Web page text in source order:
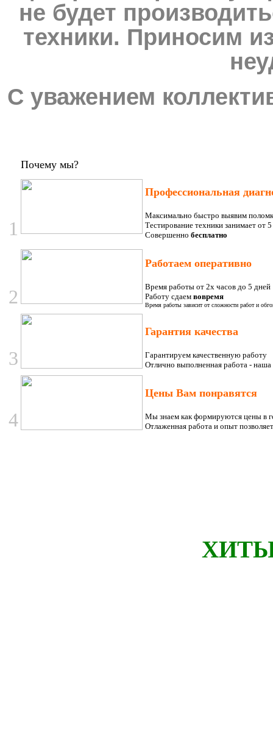
Позвоните, чтобы
уточнить цену
уточнить цену
DSH135R/E Eco
6 650.00 грн.
SAMSUNG
AQ09UGF
не будет
техники. Приносим
С уважением
Почему мы?
1
Профессиональная
Максимально быстро выявим
Тестирование техники занимает от
Совершенно бесплатно
2
Работаем оперативно
Время работы от 2х часов до 5 дней
Работу сдаем вовремя
Время работы зависит от сложности работ и
3
Гарантия качества
Гарантируем качественную работу
Oтлично выполненная работа - наша
4
Цены Вам понравятся
Мы знаем как формируются цены в
Отлаженная работа и опыт